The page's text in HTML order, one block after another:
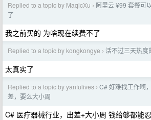
Replied to a topic by MaqicXu › 阿里云 ¥99 套餐可
了
我之前买的 为啥现在续费不了
Replied to a topic by kongkongye › 活不过三天热度
太真实了
Replied to a topic by yanfulives › C# 好难找工作啊
差，要么大小周
C# 医疗器械行业，出差+大小周 钱给够都能忍